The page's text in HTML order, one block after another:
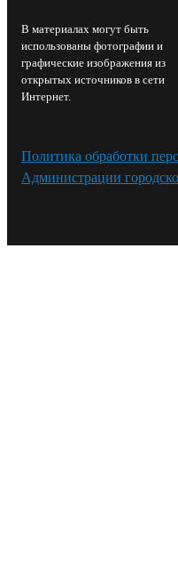
В материалах могут быть
использованы фотографии и
графические изображения из
открытых источников в сети
Интернет.
Политика обработки
Администрации